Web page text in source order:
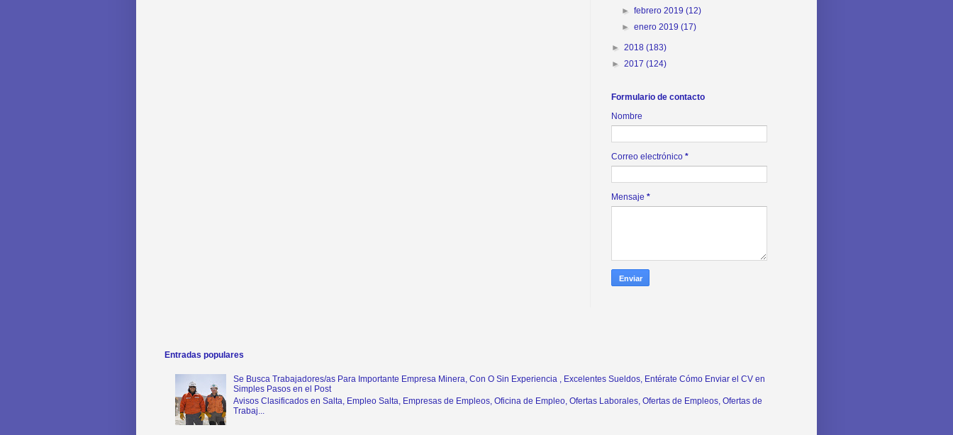
►febrero 2019(12)
►enero 2019(17)
► 2018 (183)
► 2017 (124)
Formulario de contacto
Nombre
Correo electrónico *
Mensaje *
Entradas populares
Se Busca Trabajadores/as Para Importante Empresa Minera, Con O Sin Experiencia , Excelentes Sueldos, Entérate Cómo Enviar el CV en
Simples Pasos en el Post
Avisos Clasificados en Salta, Empleo Salta, Empresas de Empleos, Oficina de Empleo, Ofertas Laborales, Ofertas de Empleos, Ofertas de
Trabaj...